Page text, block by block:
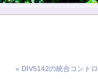
« DIV5142の統合コント